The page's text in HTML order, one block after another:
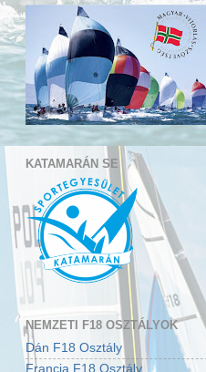
KATAMARÁN SE
NEMZETI F18 OSZTÁLYOK
Dán F18 Osztály
Francia F18 Osztály